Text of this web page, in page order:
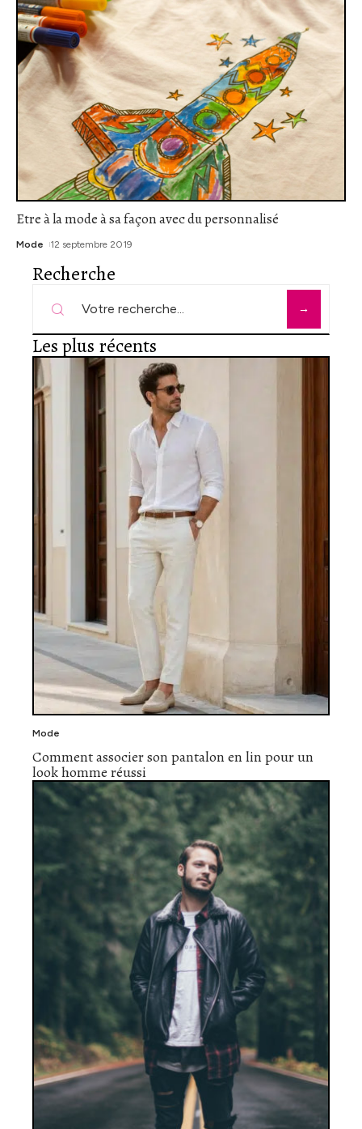
Etre à la mode à sa façon avec du personnalisé
Mode 12 septembre 2019
Recherche
Les plus récents
Mode
Comment associer son pantalon en lin pour un
look homme réussi